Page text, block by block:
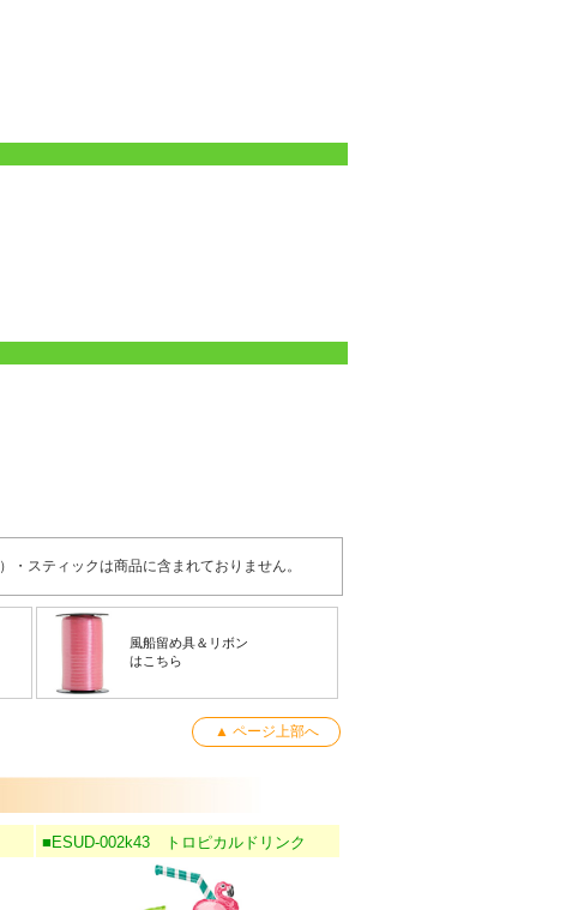
スティックは商品に含まれておりません。
風船留め具＆リボン
はこちら
▲ ページ上部へ
■ESUD-002k43 トロピカルドリンク